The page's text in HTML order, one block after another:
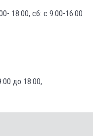
18:00, сб: с 9:00-16:00
до 18:00,